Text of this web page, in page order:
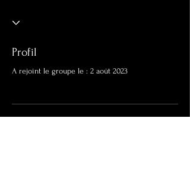
Profil
A rejoint le groupe le : 2 août 2023